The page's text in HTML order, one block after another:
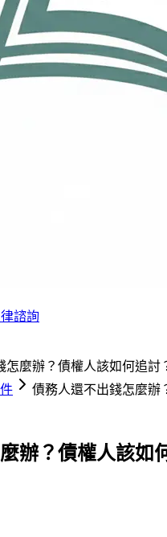
諮詢
怎麼辦？債權人該如何追討
債務人還不出錢怎麼辦
辦？債權人該如